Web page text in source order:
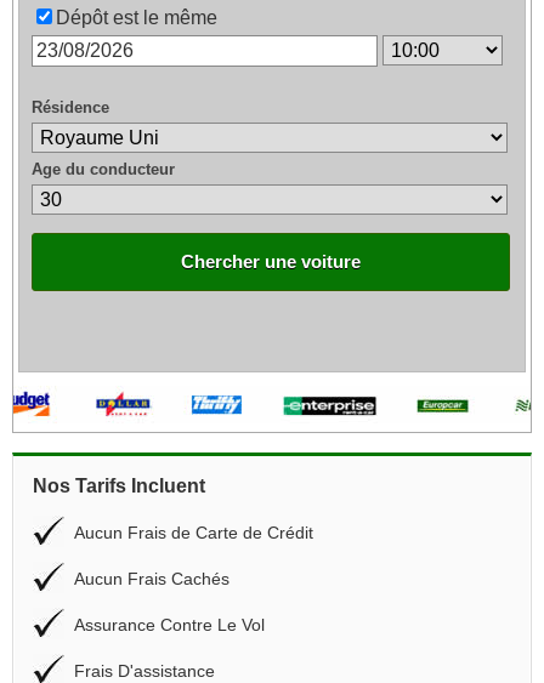
Dépôt est le même
Résidence
Age du conducteur
Chercher une voiture
Nos Tarifs Incluent
Aucun Frais de Carte de Crédit
Aucun Frais Cachés
Assurance Contre Le Vol
Frais D'assistance